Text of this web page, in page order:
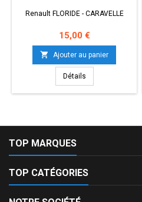
Renault FLORIDE - CARAVELLE
Prix
15,00 €
 Ajouter au panier
Détails
TOP MARQUES
TOP CATÉGORIES